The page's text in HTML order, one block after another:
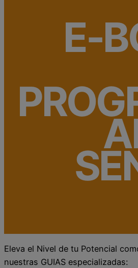
E-
Eleva el Nivel de tu Potencial
nuestras GUIAS especializadas: